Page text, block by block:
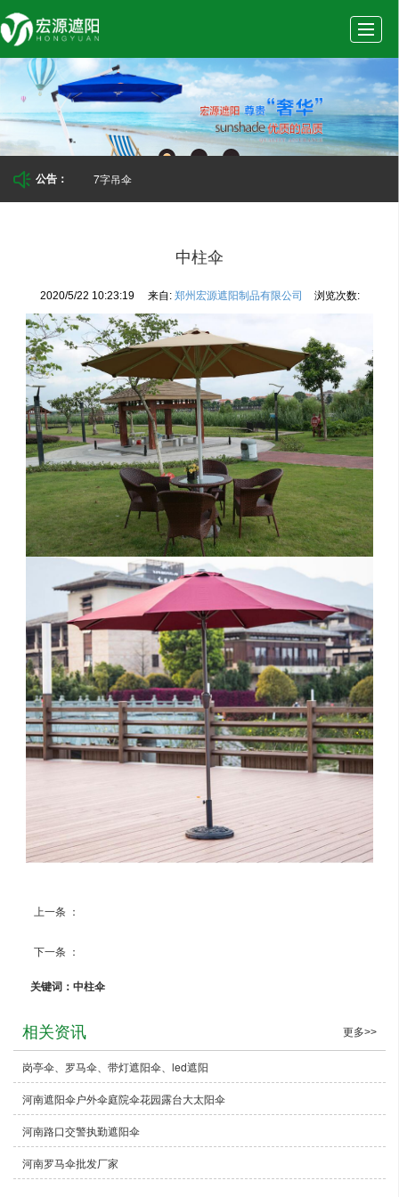
首
页
公
司
绍
产
示
新 实
留
言
反
馈
联
系
我
们
招
聘
公告： 7字吊伞
中柱伞
2020/5/22 10:23:19 来自: 郑州宏源遮阳制品有限公司 浏览次数:
上一条 ：
下一条 ：
关键词：中柱伞
相关资讯 更多>>
岗亭伞、罗马伞、带灯遮阳伞、led遮阳
河南遮阳伞户外伞庭院伞花园露台大太阳伞
河南路口交警执勤遮阳伞
河南罗马伞批发厂家